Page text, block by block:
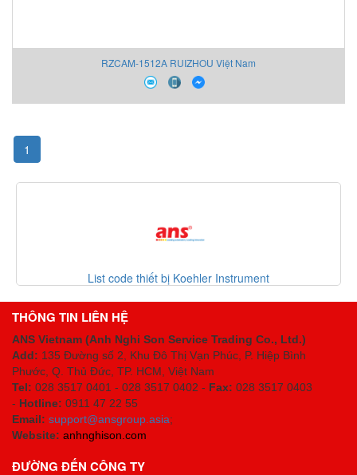
RZCAM-1512A RUIZHOU Việt Nam
1
List code thiết bị Koehler Instrument
THÔNG TIN LIÊN HỆ
ANS Vietnam (Anh Nghi Son Service Trading Co., Ltd.)
Add: 135 Đường số 2, Khu Đô Thị Vạn Phúc, P. Hiệp Bình
Phước, Q. Thủ Đức, TP. HCM , Việt Nam
Tel: 028 3517 0401 - 028 3517 0402 - Fax: 028 3517 0403
- Hotline: 0911 47 22 55
Email: support@ansgroup.asia;
Website: anhnghison.com
ĐƯỜNG ĐẾN CÔNG TY